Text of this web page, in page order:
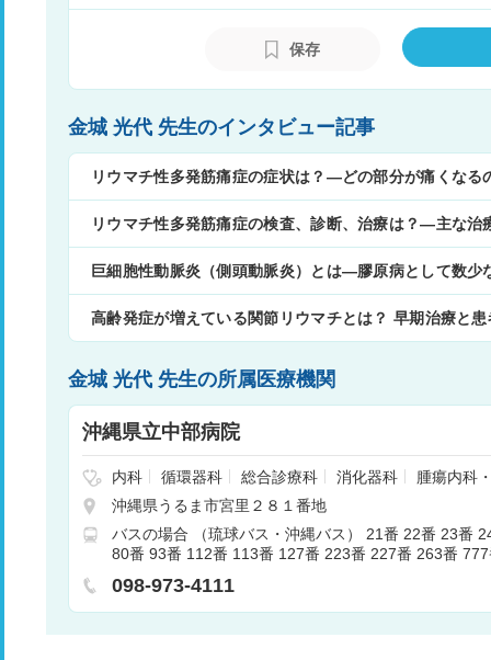
ナーであり、NHKの「ドクターG」にも
保存
金城 光代 先生のインタビュー記事
リウマチ性多発筋痛症の症状は？―どの部分が痛くなる
リウマチ性多発筋痛症の検査、診断、治療は？―主な治
巨細胞性動脈炎（側頭動脈炎）とは―膠原病として数少
高齢発症が増えている関節リウマチとは？ 早期治療と
金城 光代 先生の所属医療機関
沖縄県立中部病院
内科 循環器科 総合診療科 消化器科
腫瘍内科
神経内科
心療内科 外科 呼吸器外科
小児外科
整形外科 形成外科
マチ科
小児科 皮膚科 腎臓内科・外科
泌尿器
科
呼吸器内科 婦人科 眼科 耳鼻咽喉科
リハ
射線科
歯科口腔外科
和ケア
内分泌科
科
肛門科
沖縄県うるま市宮里２８１番地
バスの場合 （琉球バス・沖縄バス） 21番 22番 23番
80番 93番 112番 113番 127番 223番 227番 263番
098-973-4111